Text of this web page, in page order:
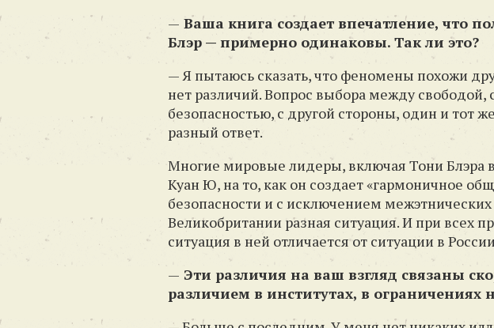
— Ваша книга создает впечатление, что
Блэр — примерно одинаковы. Так ли это?
— Я пытаюсь сказать, что феномены похожи
нет различий. Вопрос выбора между свободой,
безопасностью, с другой стороны, один и тот
разный ответ.
Многие мировые лидеры, включая Тони Блэра
Куан Ю, на то, как он создает «гармоничное
безопасности и с исключением
Великобритании разная ситуация. И при всех
ситуация в ней отличается от ситуации в
— Эти различия на ваш взгляд связаны
различием в институтах, в ограничениях